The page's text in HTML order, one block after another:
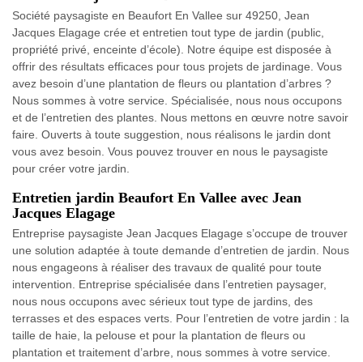
Société paysagiste en Beaufort En Vallee sur 49250, Jean
Jacques Elagage crée et entretien tout type de jardin (public,
propriété privé, enceinte d’école). Notre équipe est disposée à
offrir des résultats efficaces pour tous projets de jardinage. Vous
avez besoin d’une plantation de fleurs ou plantation d’arbres ?
Nous sommes à votre service. Spécialisée, nous nous occupons
et de l’entretien des plantes. Nous mettons en œuvre notre savoir
faire. Ouverts à toute suggestion, nous réalisons le jardin dont
vous avez besoin. Vous pouvez trouver en nous le paysagiste
pour créer votre jardin.
Entretien jardin Beaufort En Vallee avec Jean
Jacques Elagage
Entreprise paysagiste Jean Jacques Elagage s’occupe de trouver
une solution adaptée à toute demande d’entretien de jardin. Nous
nous engageons à réaliser des travaux de qualité pour toute
intervention. Entreprise spécialisée dans l’entretien paysager,
nous nous occupons avec sérieux tout type de jardins, des
terrasses et des espaces verts. Pour l’entretien de votre jardin : la
taille de haie, la pelouse et pour la plantation de fleurs ou
plantation et traitement d’arbre, nous sommes à votre service.